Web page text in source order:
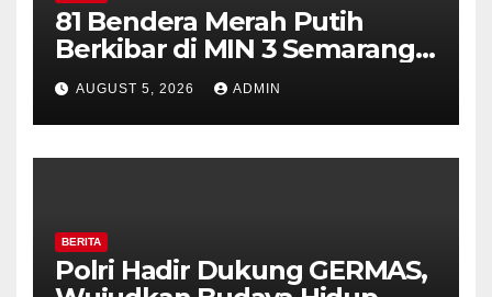
81 Bendera Merah Putih
Berkibar di MIN 3 Semarang,
Bhabinkamtibmas Desa
Timpik Hadiri Peringatan
HUT ke-81 Kemerdekaan RI
AUGUST 5, 2026 ADMIN
BERITA
Polri Hadir Dukung GERMAS,